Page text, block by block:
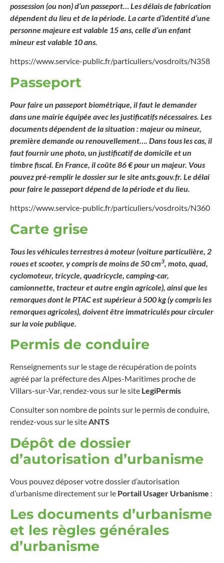
possession (ou non) d’un passeport… Les délais de fabrication
dépendent du lieu et de la période. La carte d’identité d’une
personne majeure est valable 15 ans, celle d’un enfant
mineur est valable 10 ans.
https://www.service-public.fr/particuliers/vosdroits/N358
Passeport
Pour faire un passeport biométrique, il faut le demander
dans une mairie équipée avec les justificatifs nécessaires. Les
documents dépendent de la situation : majeur ou mineur,
première demande ou renouvellement…. Dans tous les cas, il
faut fournir une photo, un justificatif de domicile et un
timbre fiscal. En France, il coûte 86 € pour un majeur. Vous
pouvez pré-remplir le dossier sur le site ants.gouv.fr. Le délai
pour faire le passeport dépend de la période et du lieu.
https://www.service-public.fr/particuliers/vosdroits/N360
Carte grise
Tous les véhicules terrestres à moteur (voiture particulière, 2
roues et scooter, y compris de moins de 50 cm3 , moto, quad,
cyclomoteur, tricycle, quadricycle, camping-car,
camionnette, tracteur et autre engin agricole), ainsi que les
remorques dont le PTAC est supérieur à 500 kg (y compris les
remorques agricoles), doivent être immatriculés pour circuler
sur la voie publique.
Permis de conduire
Renseignements sur le stage de récupération de points
agréé par la préfecture des Alpes-Maritimes proche de
Villars-sur-Var, rendez-vous sur le site LegiPermis
Consulter son nombre de points sur le permis de conduire,
rendez-vous sur le siteANTS
Dépôt de dossier
d’autorisation d’urbanisme
Vous pouvez déposer votre dossier d’autorisation
d’urbanisme directement sur le Portail Usager Urbanisme :
Les documents d’urbanisme
et les règles générales
d’urbanisme